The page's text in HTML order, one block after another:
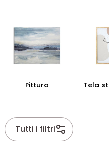
Pittura Tela
Tutti i filtri